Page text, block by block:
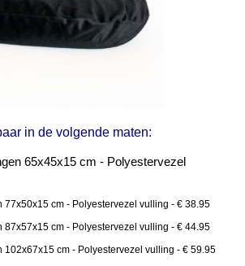
in de volgende maten:
65x45x15 cm - Polyestervezel
77x50x15 cm - Polyestervezel vulling - € 38.95
87x57x15 cm - Polyestervezel vulling - € 44.95
102x67x15 cm - Polyestervezel vulling - € 59.95